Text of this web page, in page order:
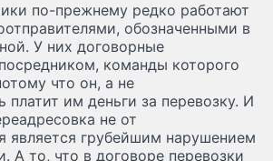
по-прежнему редко работают
обозначенными в
У них договорные
команды которого
что он, а не
платит им деньги за перевозку. И
не от
является грубейшим нарушением
А то, что в договоре перевозки